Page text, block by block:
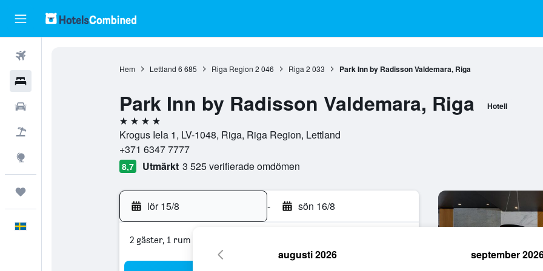
Hem Lettland 6 685 Riga Region 2 046 Riga 2 033 Park Inn by Radisson Valdemara, Riga
Park Inn by Radisson Valdemara, Riga Hotell
4 stjärnor
Krogus Iela 1, LV-1048, Riga, Riga Region, Lettland
+371 6347 7777
8,7 Utmärkt 3 525 verifierade omdömen
lör 15/8 - sön 16/8
2 gäster, 1 rum
augusti 2026 september